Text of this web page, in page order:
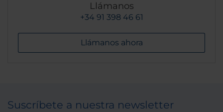
Llámanos
+34 91 398 46 61
Llámanos ahora
Suscríbete a nuestra newsletter